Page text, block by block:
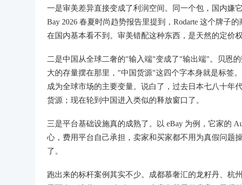
一是审美差异直接变成了利润空间。同一个包，国内嫌
Bay 2026 春夏时尚趋势报告里提到，Rodarte 这个牌子
在国内基本看不到。审美错配这种东西，是天然的定价权
二是中国从全球二奢的"输入端"变成了"输出端"。贝恩
大的存量摆在那里，"中国货源"这四个字本身就是标签
成为全球市场的主要变量。说白了，过去日本七八十年
货源；现在轮到中国进入类似的释放窗口了。
三是平台基础设施真的成熟了。以 eBay 为例，它家的
心，费用平台自己承担，卖家和买家都不用为真假问题
了。
跑出来的标杆案例其实不少。成都慕奢汇的龙籽丹、杭